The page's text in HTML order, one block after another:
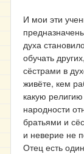
И мои эти
духа
обучать
сёстрами в
живёте, кем
какую
народности
братьями и
и неверие не
Отец есть